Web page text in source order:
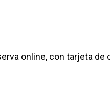
online, con tarjeta de